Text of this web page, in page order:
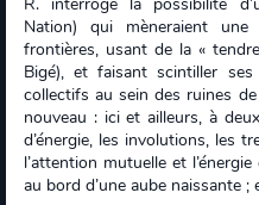
Nation) qui mèneraient
frontières, usant de la «
Bigé), et faisant scintiller
collectifs au sein des ruines
nouveau : ici et ailleurs, à
d’énergie, les involutions, les
l’attention mutuelle et
au bord d’une aube naissante ;